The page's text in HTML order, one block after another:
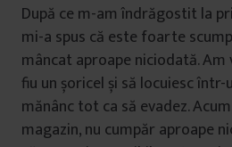
După ce m-am îndrăgostit la
mi-a spus că este foarte
mâncat aproape niciodată.
fiu un șoricel și să locuiesc într-
mănânc tot ca să evadez.
magazin, nu cumpăr aproape